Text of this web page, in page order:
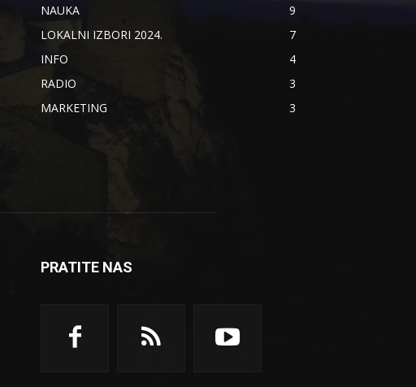
NAUKA
9
LOKALNI IZBORI 2024.
7
INFO
4
RADIO
3
MARKETING
3
PRATITE NAS